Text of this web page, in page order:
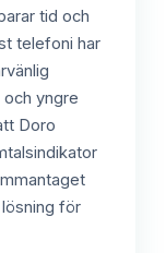
tid och
telefoni har
yngre
Doro
för